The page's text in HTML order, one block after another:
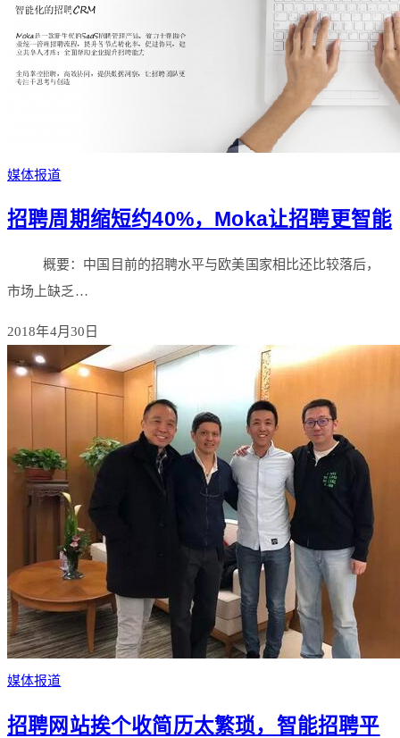
媒体报道
招聘周期缩短约40%，Moka让招聘更智能
概要：中国目前的招聘水平与欧美国家相比还比较落后，
市场上缺乏…
2018年4月30日
媒体报道
招聘网站挨个收简历太繁琐，智能招聘平